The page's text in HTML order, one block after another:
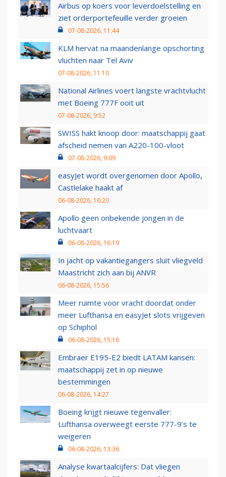
Airbus op koers voor leverdoelstelling en
ziet orderportefeuille verder groeien
07-08-2026, 11:44
KLM hervat na maandenlange opschorting
vluchten naar Tel Aviv
07-08-2026, 11:10
National Airlines voert langste vrachtvlucht
met Boeing 777F ooit uit
07-08-2026, 9:52
SWISS hakt knoop door: maatschappij gaat
afscheid nemen van A220-100-vloot
07-08-2026, 9:09
easyJet wordt overgenomen door Apollo,
Castlelake haakt af
06-08-2026, 16:20
Apollo geen onbekende jongen in de
luchtvaart
06-08-2026, 16:19
In jacht op vakantiegangers sluit vliegveld
Maastricht zich aan bij ANVR
06-08-2026, 15:56
Meer ruimte voor vracht doordat onder
meer Lufthansa en easyJet slots vrijgeven
op Schiphol
06-08-2026, 15:16
Embraer E195-E2 biedt LATAM kansen:
maatschappij zet in op nieuwe
bestemmingen
06-08-2026, 14:27
Boeing krijgt nieuwe tegenvaller:
Lufthansa overweegt eerste 777-9’s te
weigeren
06-08-2026, 13:36
Analyse kwartaalcijfers: Dat vliegen